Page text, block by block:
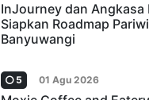
InJourney dan Angkasa
Siapkan Roadmap
Banyuwangi
5 01 Agu 2026